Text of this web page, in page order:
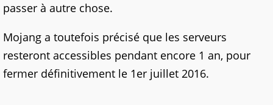
passer à autre chose.
Mojang a toutefois précisé que les serveurs
resteront accessibles pendant encore 1 an, pour
fermer définitivement le 1er juillet 2016.